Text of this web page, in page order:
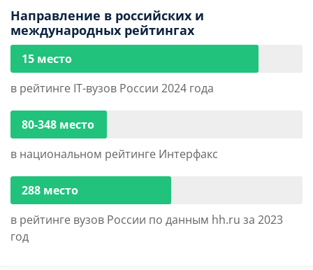
Направление в российских и
международных рейтингах
15 место
в рейтинге IT-вузов России 2024 года
80-348 место
в национальном рейтинге Интерфакс
288 место
в рейтинге вузов России по данным hh.ru за 2023
год